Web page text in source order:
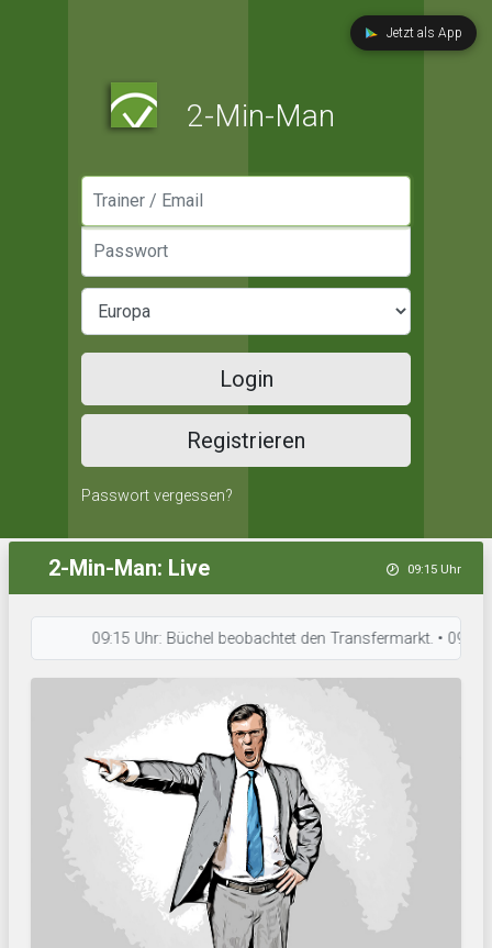
Jetzt als App
2-Min-Man
Login
Registrieren
Passwort vergessen?
2-Min-Man: Live 09:15 Uhr
09:15 Uhr: Büchel beobachtet den Transfermarkt. • 09:14